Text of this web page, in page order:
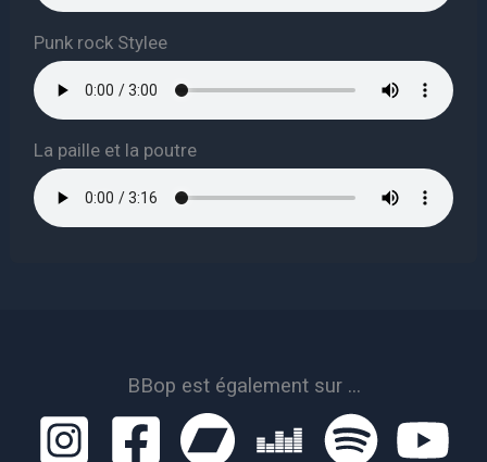
Punk rock Stylee
La paille et la poutre
BBop est également sur ...